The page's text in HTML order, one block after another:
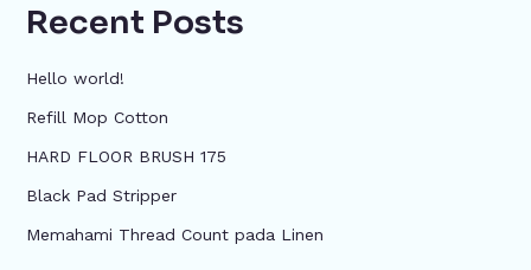
Recent Posts
Hello world!
Refill Mop Cotton
HARD FLOOR BRUSH 175
Black Pad Stripper
Memahami Thread Count pada Linen